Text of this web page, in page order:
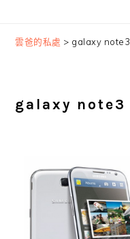
雲爸的私處 > galaxy note3
galaxy note3